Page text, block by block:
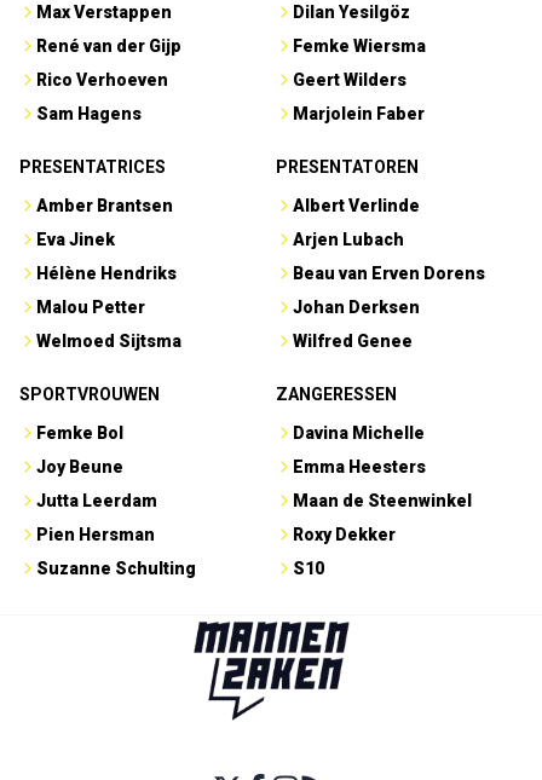
Max Verstappen
René van der Gijp
Rico Verhoeven
Sam Hagens
Dilan Yesilgöz
Femke Wiersma
Geert Wilders
Marjolein Faber
PRESENTATRICES
Amber Brantsen
Eva Jinek
Hélène Hendriks
Malou Petter
Welmoed Sijtsma
PRESENTATOREN
Albert Verlinde
Arjen Lubach
Beau van Erven Dorens
Johan Derksen
Wilfred Genee
SPORTVROUWEN
Femke Bol
Joy Beune
Jutta Leerdam
Pien Hersman
Suzanne Schulting
ZANGERESSEN
Davina Michelle
Emma Heesters
Maan de Steenwinkel
Roxy Dekker
S10